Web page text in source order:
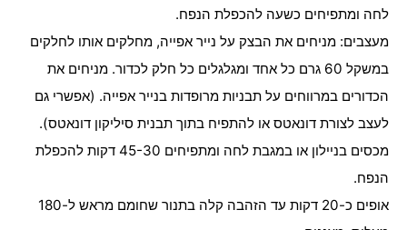
לחה ומתפיחים כשעה להכפלת הנפח.
מעצבים: מניחים את הבצק על נייר אפייה, מחלקים אותו לחלקים
במשקל 60 גרם כל אחד ומגלגלים כל חלק לכדור. מניחים את
הכדורים במרווחים על תבניות מרופדות בנייר אפייה. (אפשרי גם
לעצב לצורת דונאטס או להתפיח בתוך תבנית סיליקון דונאטס).
מכסים בניילון או במגבת לחה ומתפיחים 45-30 דקות להכפלת
הנפח.
אופים כ-20 דקות עד הזהבה קלה בתנור שחומם מראש ל-180